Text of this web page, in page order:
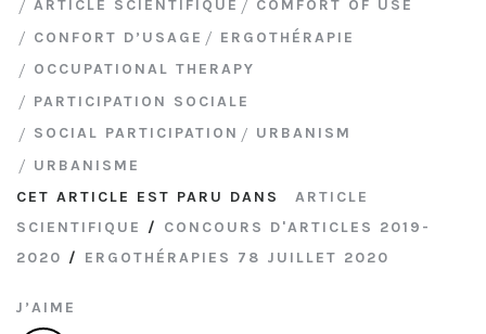
ARTICLE SCIENTIFIQUE
COMFORT OF USE
CONFORT D’USAGE
ERGOTHÉRAPIE
OCCUPATIONAL THERAPY
PARTICIPATION SOCIALE
SOCIAL PARTICIPATION
URBANISM
URBANISME
CET ARTICLE EST PARU DANS
ARTICLE
SCIENTIFIQUE / CONCOURS D'ARTICLES 2019-
2020 / ERGOTHÉRAPIES 78 JUILLET 2020
J’AIME